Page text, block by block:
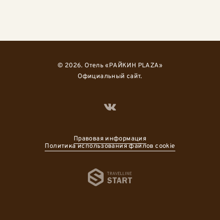
© 2026. Отель «РАЙКИН PLAZA»
Официальный сайт.
Правовая информация
Политика использования файлов cookie
Travelline